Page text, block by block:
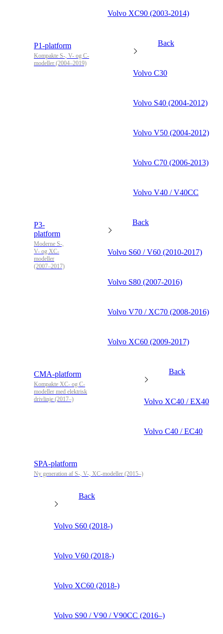
Volvo XC90 (2003-2014)
P1-platform
Kompakte S-, V- og C-
modeller (2004–2019)
Back
Volvo C30
Volvo S40 (2004-2012)
Volvo V50 (2004-2012)
Volvo C70 (2006-2013)
Volvo V40 / V40CC
P3-
platform
Moderne S-,
V- og XC-
modeller
(2007–2017)
Back
Volvo S60 / V60 (2010-2017)
Volvo S80 (2007-2016)
Volvo V70 / XC70 (2008-2016)
Volvo XC60 (2009-2017)
CMA-platform
Kompakte XC- og C-
modeller med elektrisk
drivlinje (2017–)
Back
Volvo XC40 / EX40
Volvo C40 / EC40
SPA-platform
Ny generation af S-, V-, XC-modeller (2015–)
Back
Volvo S60 (2018-)
Volvo V60 (2018-)
Volvo XC60 (2018-)
Volvo S90 / V90 / V90CC (2016–)